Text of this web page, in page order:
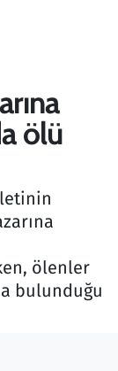
ölü
ölenler
bulunduğu